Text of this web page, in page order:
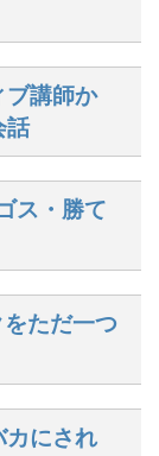
ブ講師か
話
ス・勝て
ただ一つ
カにされ